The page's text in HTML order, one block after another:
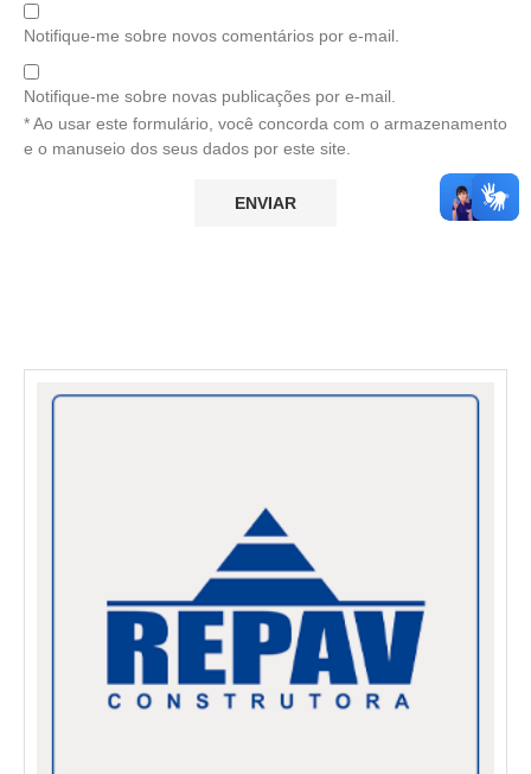
Notifique-me sobre novos comentários por e-mail.
Notifique-me sobre novas publicações por e-mail.
* Ao usar este formulário, você concorda com o armazenamento
e o manuseio dos seus dados por este site.